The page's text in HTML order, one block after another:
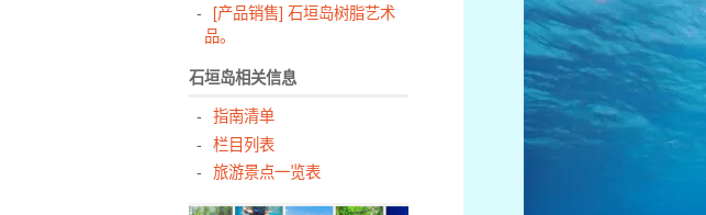
[产品销售] 石垣岛树脂艺术
品。
石垣岛相关信息
指南清单
栏目列表
旅游景点一览表